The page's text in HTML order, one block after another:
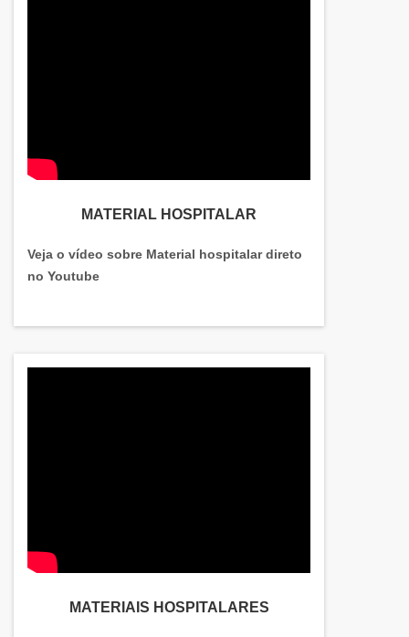
MATERIAL HOSPITALAR
Veja o vídeo sobre Material hospitalar direto
no Youtube
MATERIAIS HOSPITALARES